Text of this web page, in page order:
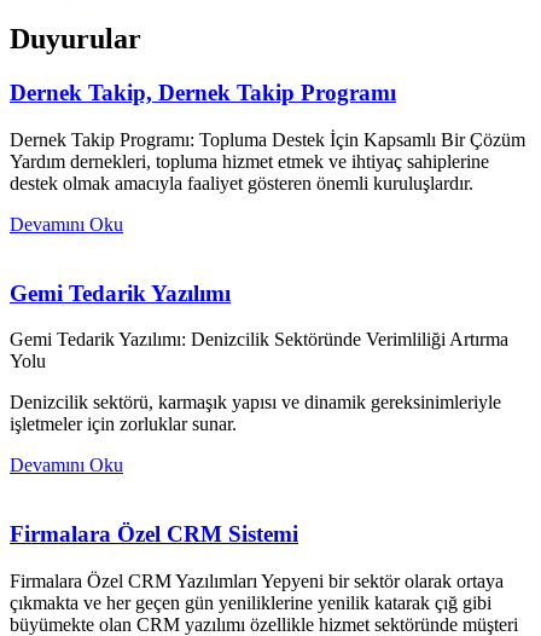
Duyurular
Dernek Takip, Dernek Takip Programı
Dernek Takip Programı: Topluma Destek İçin Kapsamlı Bir Çözüm
Yardım dernekleri, topluma hizmet etmek ve ihtiyaç sahiplerine
destek olmak amacıyla faaliyet gösteren önemli kuruluşlardır.
Devamını Oku
Gemi Tedarik Yazılımı
Gemi Tedarik Yazılımı: Denizcilik Sektöründe Verimliliği Artırma
Yolu
Denizcilik sektörü, karmaşık yapısı ve dinamik gereksinimleriyle
işletmeler için zorluklar sunar.
Devamını Oku
Firmalara Özel CRM Sistemi
Firmalara Özel CRM Yazılımları Yepyeni bir sektör olarak ortaya
çıkmakta ve her geçen gün yeniliklerine yenilik katarak çığ gibi
büyümekte olan CRM yazılımı özellikle hizmet sektöründe müşteri